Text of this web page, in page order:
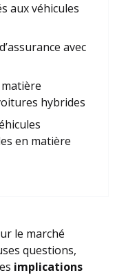
aux véhicules
avec
hybrides
en matière
le marché
questions,
implications